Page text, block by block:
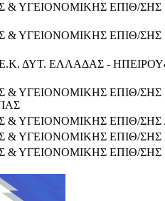
ΥΓΕΙΟΝΟΜΙΚΗΣ ΕΠΙΘ/ΣΗΣ
ΥΓΕΙΟΝΟΜΙΚΗΣ ΕΠΙΘ/ΣΗΣ
ΔΥΤ. ΕΛΛΑΔΑΣ -
ΥΓΕΙΟΝΟΜΙΚΗΣ ΕΠΙΘ/ΣΗΣ
ΥΓΕΙΟΝΟΜΙΚΗΣ ΕΠΙΘ/ΣΗΣ
ΥΓΕΙΟΝΟΜΙΚΗΣ ΕΠΙΘ/ΣΗΣ
ΥΓΕΙΟΝΟΜΙΚΗΣ ΕΠΙΘ/ΣΗΣ